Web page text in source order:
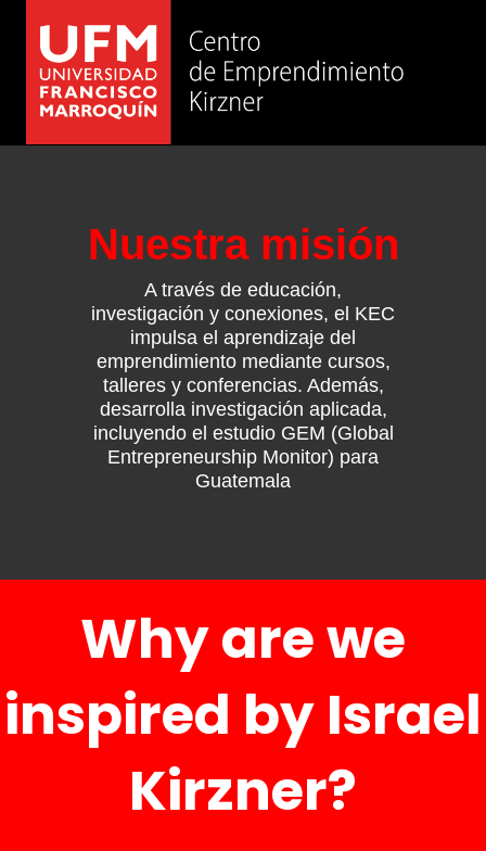
Nuestra misión
A través de educación,
investigación y conexiones, el KEC
impulsa el aprendizaje del
emprendimiento mediante cursos,
talleres y conferencias. Además,
desarrolla investigación aplicada,
incluyendo el estudio GEM (Global
Entrepreneurship Monitor) para
Guatemala
Why are we
inspired by Israel
Kirzner?